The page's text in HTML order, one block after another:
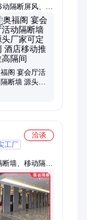
隔断屏风、活
叠隔断、酒店
阁 宴会厅活
断墙 源头厂
洽谈
工厂
墙、移动隔断
、活动折叠隔